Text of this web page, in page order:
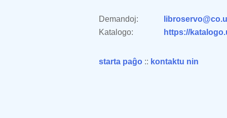
Demandoj:
Katalogo:
https://
starta paĝo :: kontaktu nin